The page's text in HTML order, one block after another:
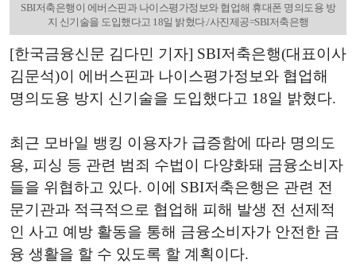
SBI저축은행이 에버스핀과 나이스평가정보와 협업해 휴대폰 명의도용 방
지 신기술을 도입했다고 18일 밝혔다./사진제공=SBI저축은행
[한국금융신문 김다민 기자] SBI저축은행(대표이사
김문석)이 에버스핀과 나이스평가정보와 협업해
명의도용 방지 신기술을 도입했다고 18일 밝혔다.
최근 모바일 뱅킹 이용자가 급증함에 따라 명의도
용, 피싱 등 관련 범죄 수법이 다양화돼 금융소비자
들을 위협하고 있다. 이에 SBI저축은행은 관련 전
문기관과 적극적으로 협업해 피해 발생 전 선제적
인 사고 예방 활동을 통해 금융소비자가 안전한 금
융 생활을 할 수 있도록 할 계획이다.